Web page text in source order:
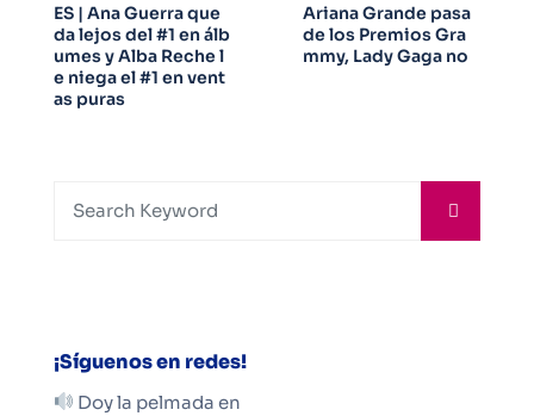
ES | Ana Guerra que
da lejos del #1 en álb
umes y Alba Reche l
e niega el #1 en vent
as puras
Ariana Grande pasa
de los Premios Gra
mmy, Lady Gaga no
¡Síguenos en redes!
Doy la pelmada en